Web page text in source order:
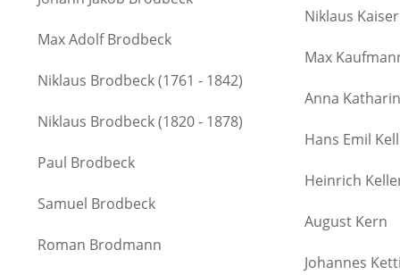
Max Adolf Brodbeck
Niklaus Brodbeck (1761 - 1842)
Niklaus Brodbeck (1820 - 1878)
Paul Brodbeck
Samuel Brodbeck
Roman Brodmann
Niklaus Kaiser
Max
Anna
Hans Emil
Heinrich
August Kern
Johannes